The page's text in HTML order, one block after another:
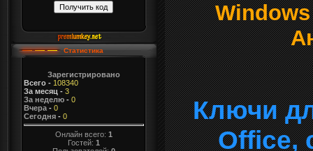
Статистика
Зарегистрировано
Всего- 108340
За месяц - 3
За неделю- 0
Вчера- 0
Сегодня- 0
Онлайн всего: 1
Гостей: 1
Windows
Ключи
Office,